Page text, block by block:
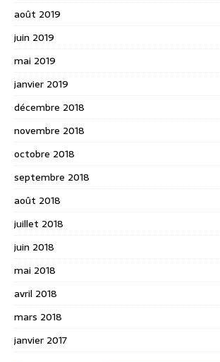
août 2019
juin 2019
mai 2019
janvier 2019
décembre 2018
novembre 2018
octobre 2018
septembre 2018
août 2018
juillet 2018
juin 2018
mai 2018
avril 2018
mars 2018
janvier 2017